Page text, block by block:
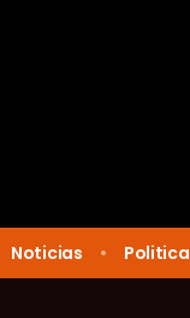
Noticias Politica